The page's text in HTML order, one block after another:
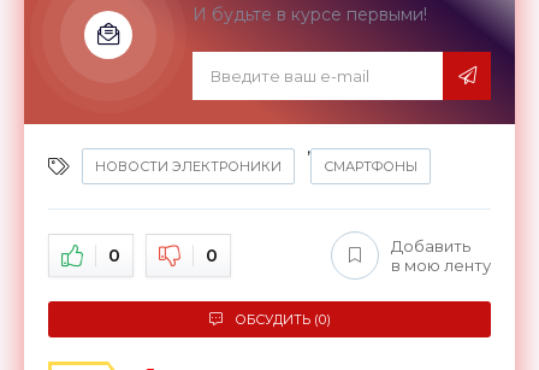
И будьте в курсе первыми!
НОВОСТИ ЭЛЕКТРОНИКИ
,
СМАРТФОНЫ
0 0
Добавить
в мою ленту
ОБСУДИТЬ (0)